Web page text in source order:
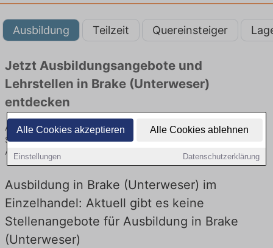
Alle Cookies akzeptieren Alle Cookies ablehnen
Einstellungen Datenschutzerklärung
Ausbildung Teilzeit Quereinsteiger
Jetzt Ausbildungsangebote und
Lehrstellen in Brake (Unterweser)
entdecken
Ausbildungsangebote im Einzelhandel in Brake (Unterweser) finden
Sie von namhaften Firmen. Entdecken Sie freie Optionen von Top-
Arbeitgebern und bewerben Sie sich noch heute.
Ausbildung in Brake (Unterweser) im
Einzelhandel: Aktuell gibt es keine
Stellenangebote für Ausbildung in Brake
(Unterweser)